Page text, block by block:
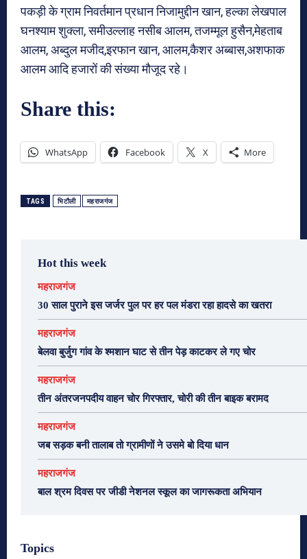
पकड़ी के ग्राम निवर्तमान प्रधान निजामुद्दीन खान, हल्का लेखपाल
घनश्याम शुक्ला, समीउल्लाह नसीब आलम, तजम्मूल हुसैन,मेहताब
आलम, अब्दुल मजीद,इरफान खान, आलम,कैशर अब्बास,अशफाक
आलम आदि हजारों की संख्या मौजूद रहे।
Share this:
WhatsApp Facebook X More
TAGS भिटौली महराजगंज
Hot this week
महराजगंज
30 साल पुराने इस जर्जर पुल पर हर पल मंडरा रहा हादसे का खतरा
महराजगंज
बेलवा बुर्जुग गांव के श्मशान घाट से तीन पेड़ काटकर ले गए चोर
महराजगंज
तीन अंतरजनपदीय वाहन चोर गिरफ्तार, चोरी की तीन बाइक बरामद
महराजगंज
जब सड़क बनी तालाब तो ग्रामीणों ने उसमे बो दिया धान
महराजगंज
बाल श्रम दिवस पर जीडी नेशनल स्कूल का जागरूकता अभियान
Topics